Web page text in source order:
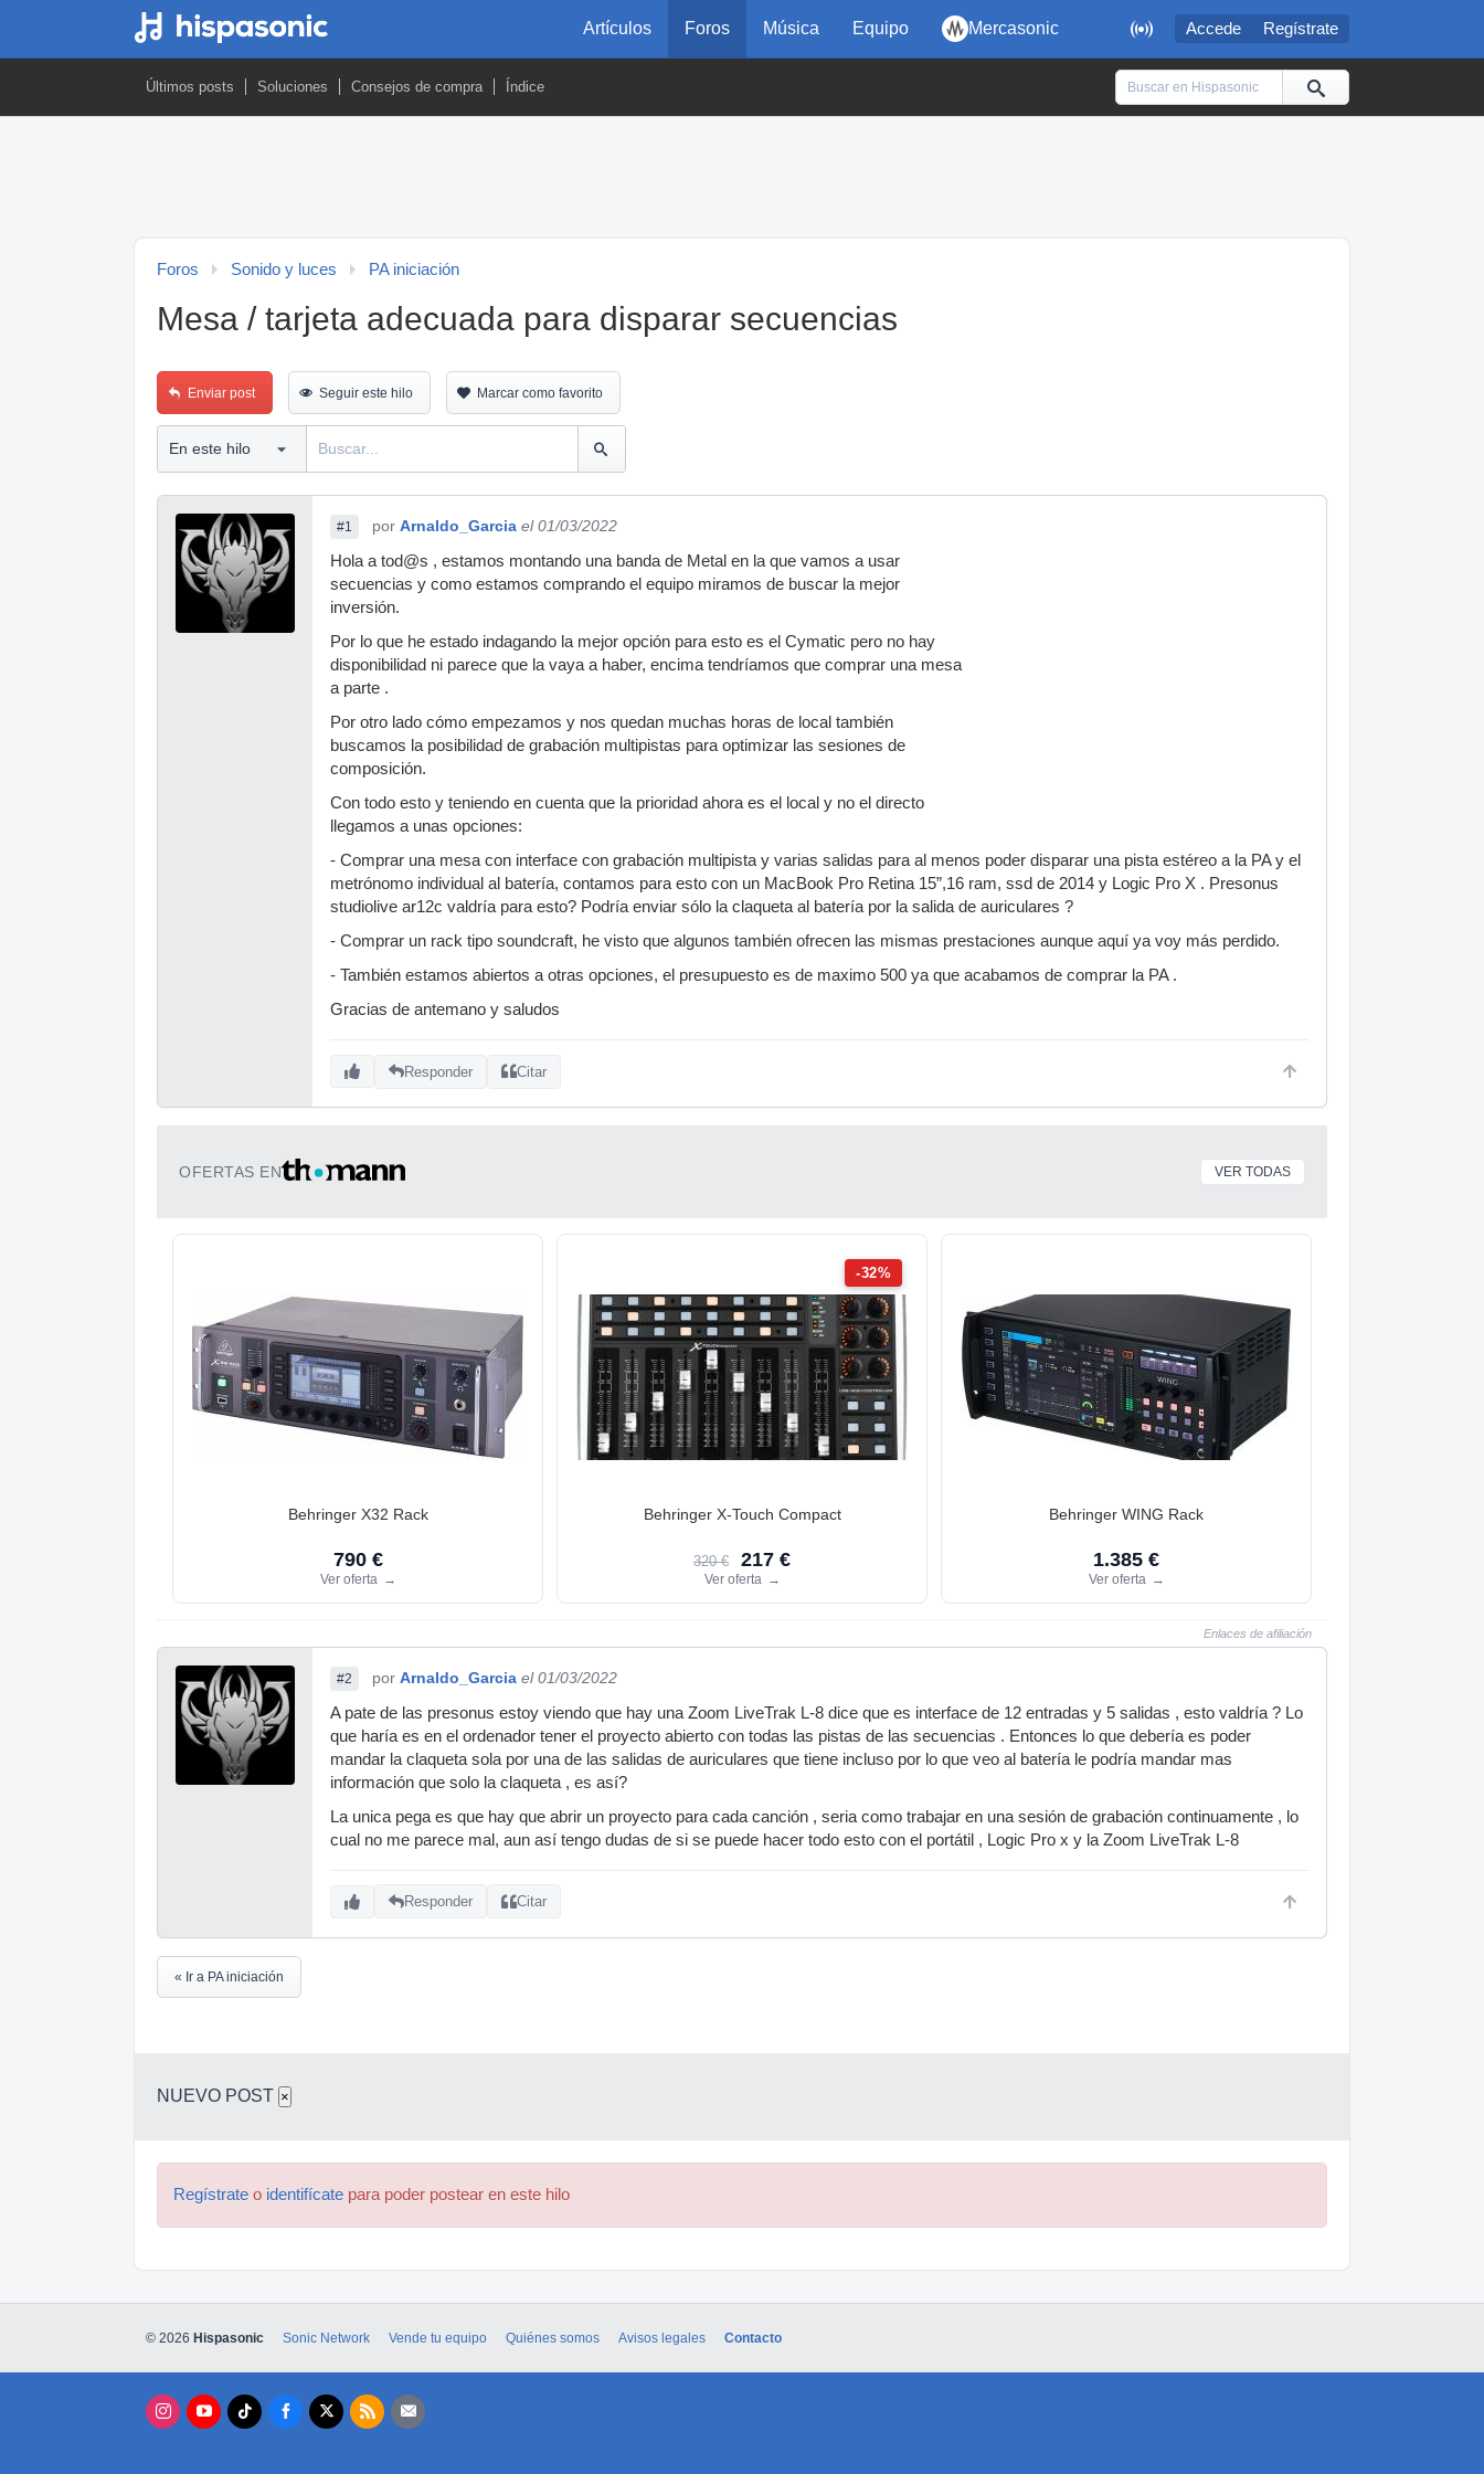
 Accede Regístrate
Artículos Foros Música Equipo Mercasonic
Últimos posts Soluciones Consejos de compra Índice
Foros Sonido y luces PA iniciación
Mesa / tarjeta adecuada para disparar secuencias
Enviar post Seguir este hilo Marcar como favorito
#1 por Arnaldo_Garcia el 01/03/2022
Hola a tod@s , estamos montando una banda de Metal en la que vamos a usar
secuencias y como estamos comprando el equipo miramos de buscar la mejor
inversión.
Por lo que he estado indagando la mejor opción para esto es el Cymatic pero no hay
disponibilidad ni parece que la vaya a haber, encima tendríamos que comprar una mesa
a parte .
Por otro lado cómo empezamos y nos quedan muchas horas de local también
buscamos la posibilidad de grabación multipistas para optimizar las sesiones de
composición.
Con todo esto y teniendo en cuenta que la prioridad ahora es el local y no el directo
llegamos a unas opciones:
- Comprar una mesa con interface con grabación multipista y varias salidas para al menos poder disparar una pista estéreo a la PA y el
metrónomo individual al batería, contamos para esto con un MacBook Pro Retina 15”,16 ram, ssd de 2014 y Logic Pro X . Presonus
studiolive ar12c valdría para esto? Podría enviar sólo la claqueta al batería por la salida de auriculares ?
- Comprar un rack tipo soundcraft, he visto que algunos también ofrecen las mismas prestaciones aunque aquí ya voy más perdido.
- También estamos abiertos a otras opciones, el presupuesto es de maximo 500 ya que acabamos de comprar la PA .
Gracias de antemano y saludos
Responder Citar
OFERTAS EN VER TODAS
Behringer X32 Rack
790 €
Ver oferta →
-32%
Behringer X-Touch Compact
320 € 217 €
Ver oferta →
Behringer WING Rack
1.385 €
Ver oferta →
Enlaces de afiliación
#2 por Arnaldo_Garcia el 01/03/2022
A pate de las presonus estoy viendo que hay una Zoom LiveTrak L-8 dice que es interface de 12 entradas y 5 salidas , esto valdría ? Lo
que haría es en el ordenador tener el proyecto abierto con todas las pistas de las secuencias . Entonces lo que debería es poder
mandar la claqueta sola por una de las salidas de auriculares que tiene incluso por lo que veo al batería le podría mandar mas
información que solo la claqueta , es así?
La unica pega es que hay que abrir un proyecto para cada canción , seria como trabajar en una sesión de grabación continuamente , lo
cual no me parece mal, aun así tengo dudas de si se puede hacer todo esto con el portátil , Logic Pro x y la Zoom LiveTrak L-8
Responder Citar
« Ir a PA iniciación
NUEVO POST ×
Regístrate o identifícate para poder postear en este hilo
© 2026 Hispasonic Sonic Network Vende tu equipo Quiénes somos Avisos legales Contacto